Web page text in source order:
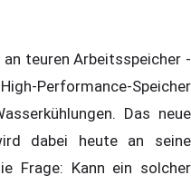
teuren Arbeitsspeicher -
Performance-Speicher
Das neue
dabei heute an seine
Frage: Kann ein solcher